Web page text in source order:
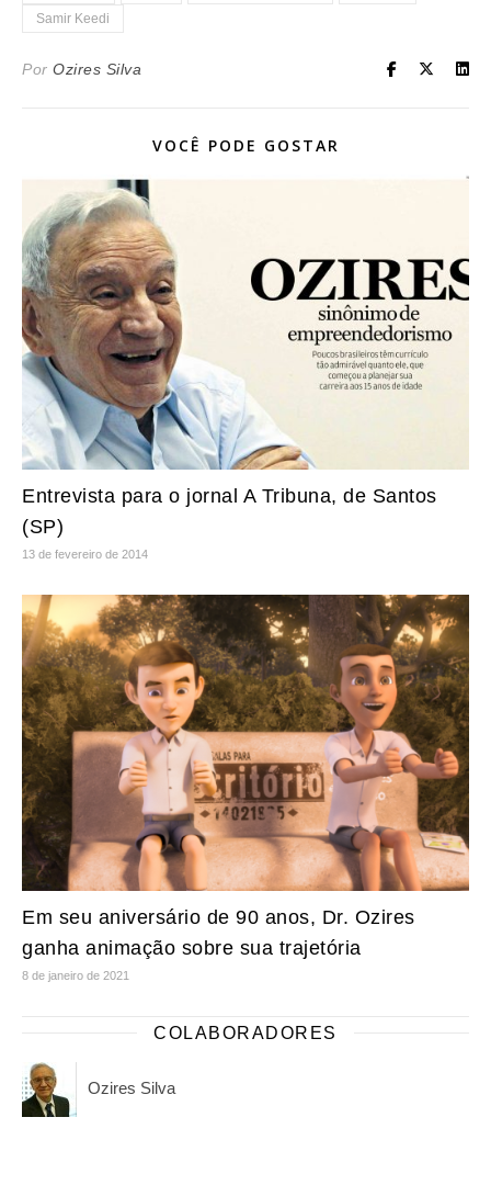
Samir Keedi
Por Ozires Silva
VOCÊ PODE GOSTAR
Entrevista para o jornal A Tribuna, de Santos
(SP)
13 de fevereiro de 2014
Em seu aniversário de 90 anos, Dr. Ozires
ganha animação sobre sua trajetória
8 de janeiro de 2021
COLABORADORES
Ozires Silva